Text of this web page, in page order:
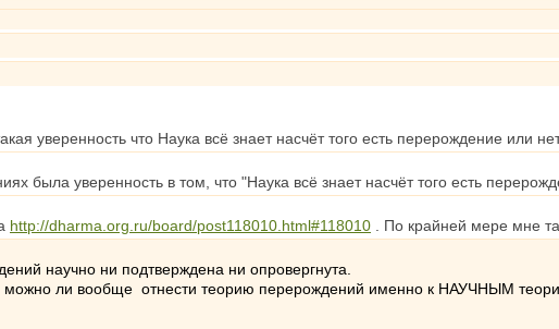
уверенность что Наука всё знает насчёт того есть перерождение или
была уверенность в том, что "Наука всё знает насчёт того есть
http://dharma.org.ru/board/post118010.html#118010 . По крайней мере мне
научно ни подтверждена ни опровергнута.
ли вообще отнести теорию перерождений именно к НАУЧНЫМ